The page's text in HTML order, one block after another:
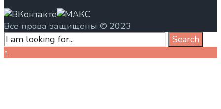
Все права защищены © 2023
Search
for:
Search
Close
↑